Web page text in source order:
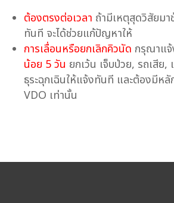
ต้องตรงต่อเวลา ถ้ามีเหตุสุดวิสัยมา
ทันที จะได้ช่วยแก้ปัญหาให้
การเลื่อนหรือยกเลิกคิวนัด กรุณาแ
น้อย 5 วัน ยกเว้น เจ็บป่วย, รถเสีย
ธุระฉุกเฉินให้แจ้งทันที และต้องมีห
VDO เท่านั้น